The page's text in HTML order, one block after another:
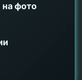
на фото